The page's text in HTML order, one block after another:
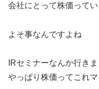
会社にとって株価って
よそ事なんですよね
IRセミナーなんか行き
やっぱり株価ってこれ